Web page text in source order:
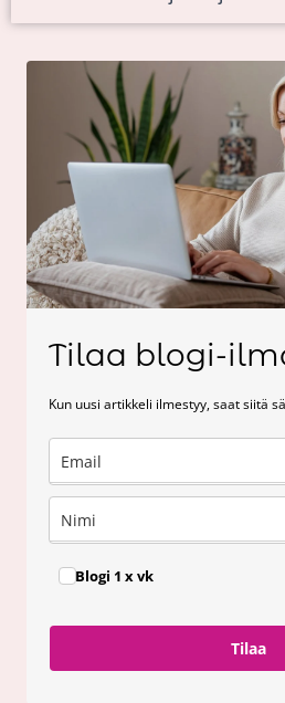
Tilaa blogi-
Kun uusi artikkeli ilmestyy, saat siitä
Blogi 1 x vk
Tilaa